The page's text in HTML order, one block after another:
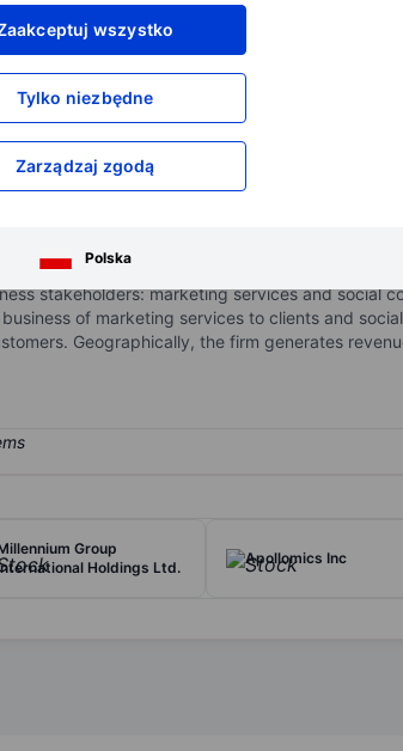
wszystko
Tylko niezbędne
Zarządzaj zgodą
Polska
XXXXXXX
XXXXXXX
XXXXXXX
XXXXXXX
aby uzyskać dostęp do większej ilości
and publish content to social media platforms
Leaders, bloggers, and other content
stakeholders: marketing services and social
of marketing services to clients and
Geographically, the firm generates
Group
Holdings Ltd.
Apollomics Inc